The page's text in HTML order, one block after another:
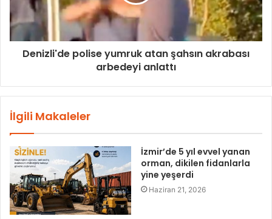
Denizli'de polise yumruk atan şahsın akrabası
arbedeyi anlattı
İlgili Makaleler
İzmir’de 5 yıl evvel yanan
orman, dikilen fidanlarla
yine yeşerdi
Haziran 21, 2026